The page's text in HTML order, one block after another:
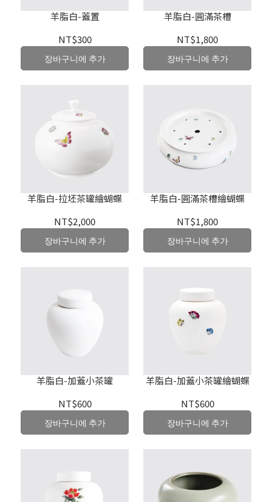
羊脂白-蓋置
NT$300
장바구니에 추가
羊脂白-圓滿茶槽
NT$1,800
장바구니에 추가
羊脂白-拉坯茶罐繪蝴蝶
NT$2,000
장바구니에 추가
羊脂白-圓滿茶槽繪蝴蝶
NT$1,800
장바구니에 추가
羊脂白-加蓋小茶罐
NT$600
장바구니에 추가
羊脂白-加蓋小茶罐繪蝴蝶
NT$600
장바구니에 추가